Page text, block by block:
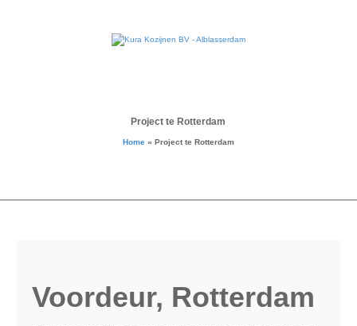
Project te Rotterdam
Home» Project te Rotterdam
Voordeur, Rotterdam